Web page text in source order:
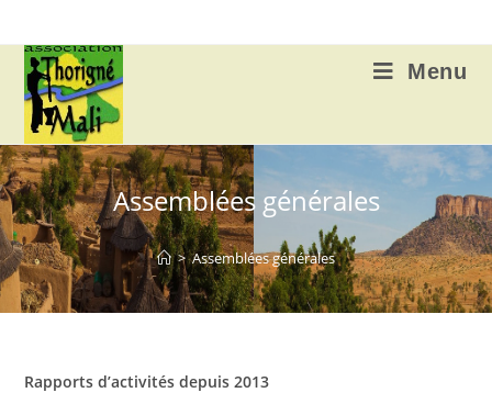
to
content
Menu
Assemblées générales
> Assemblées générales
Rapports d’activités depuis 2013